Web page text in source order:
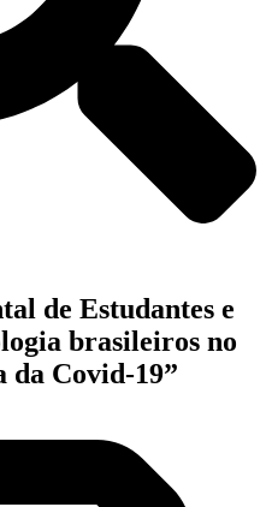
de Estudantes e
brasileiros no
da Covid-19”